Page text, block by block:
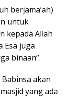
berjama’ah)
untuk
kepada Allah
Esa juga
binaan”.
akan
yang ada